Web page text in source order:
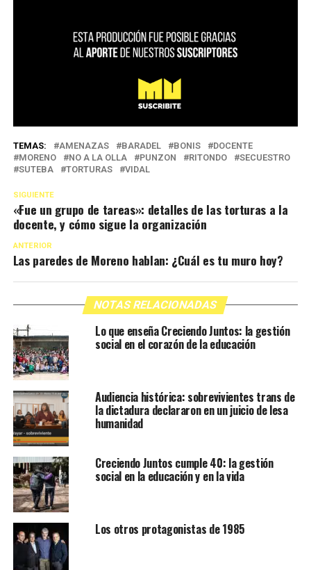
TEMAS: AMENAZAS BARADEL BONIS
DOCENTE
MORENO
NO A LA OLLA PUNZON RITONDO
SECUESTRO
SUTEBA
TORTURAS VIDAL
SIGUIENTE
«Fue un grupo de tareas»: detalles de las torturas a la
docente, y cómo sigue la organización
ANTERIOR
Las paredes de Moreno hablan: ¿Cuál es tu muro hoy?
NOTAS RELACIONADAS
Lo que enseña Creciendo Juntos: la gestión
social en el corazón de la educación
Audiencia histórica: sobrevivientes trans de
la dictadura declararon en un juicio de lesa
humanidad
Creciendo Juntos cumple 40: la gestión
social en la educación y en la vida
Los otros protagonistas de 1985